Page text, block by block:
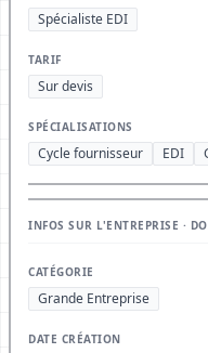
Spécialiste EDI
TARIF
Sur devis
SPÉCIALISATIONS
Cycle fournisseur EDI
INFOS SUR L'ENTREPRISE ·
CATÉGORIE
Grande Entreprise
DATE CRÉATION